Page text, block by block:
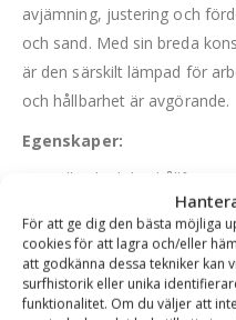
För att ge dig den bästa möjliga
cookies för att lagra och/eller
att godkänna dessa tekniker kan
surfhistorik eller unika
funktionalitet. Om du väljer att
avjämning, justering och
och sand. Med sin breda
är den särskilt lämpad för
och hållbarhet är avgörande.
Egenskaper:
Tillverkad i höghållfast
Slitribbor i Hardox 450 för
motståndskraft
Stabil konstruktion utan
markkontakt
CE-märkt och tillverkad i